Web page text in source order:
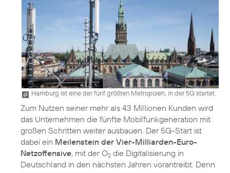
Hamburg ist eine der fünf größten Metropolen, in der 5G startet.
Zum Nutzen seiner mehr als 43 Millionen Kunden wird
das Unternehmen die fünfte Mobilfunkgeneration mit
großen Schritten weiter ausbauen. Der 5G-Start ist
dabei ein Meilenstein der Vier-Milliarden-Euro-
Netzoffensive, mit der O2 die Digitalisierung in
Deutschland in den nächsten Jahren vorantreibt. Denn